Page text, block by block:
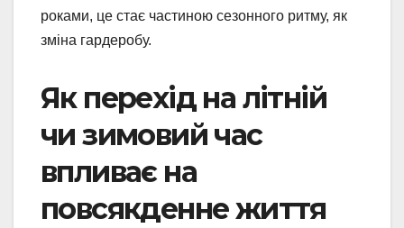
роками, це стає частиною сезонного ритму, як
зміна гардеробу.
Як перехід на літній
чи зимовий час
впливає на
повсякденне життя